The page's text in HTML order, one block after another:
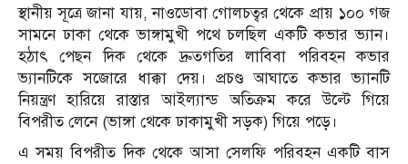
স্থানীয় সূত্রে জানা যায়, নাওডোবা গোলচত্বর থেকে প্রায় ১০০ গজ
সামনে ঢাকা থেকে ভাঙ্গামুখী পথে চলছিল একটি কভার ভ্যান।
হঠাৎ পেছন দিক থেকে দ্রুতগতির লাবিবা পরিবহন কভার
ভ্যানটিকে সজোরে ধাক্কা দেয়। প্রচণ্ড আঘাতে কভার ভ্যানটি
নিয়ন্ত্রণ হারিয়ে রাস্তার আইল্যান্ড অতিক্রম করে উল্টে গিয়ে
বিপরীত লেনে (ভাঙ্গা থেকে ঢাকামুখী সড়ক) গিয়ে পড়ে।
এ সময় বিপরীত দিক থেকে আসা সেলফি পরিবহন একটি বাস